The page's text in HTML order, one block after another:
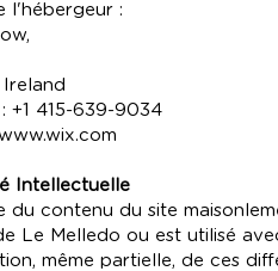
l'hébergeur :
Ireland
: +1 415-639-9034
Intellectuelle
du contenu du site
Le Melledo ou est utilisé
même partielle, de ces